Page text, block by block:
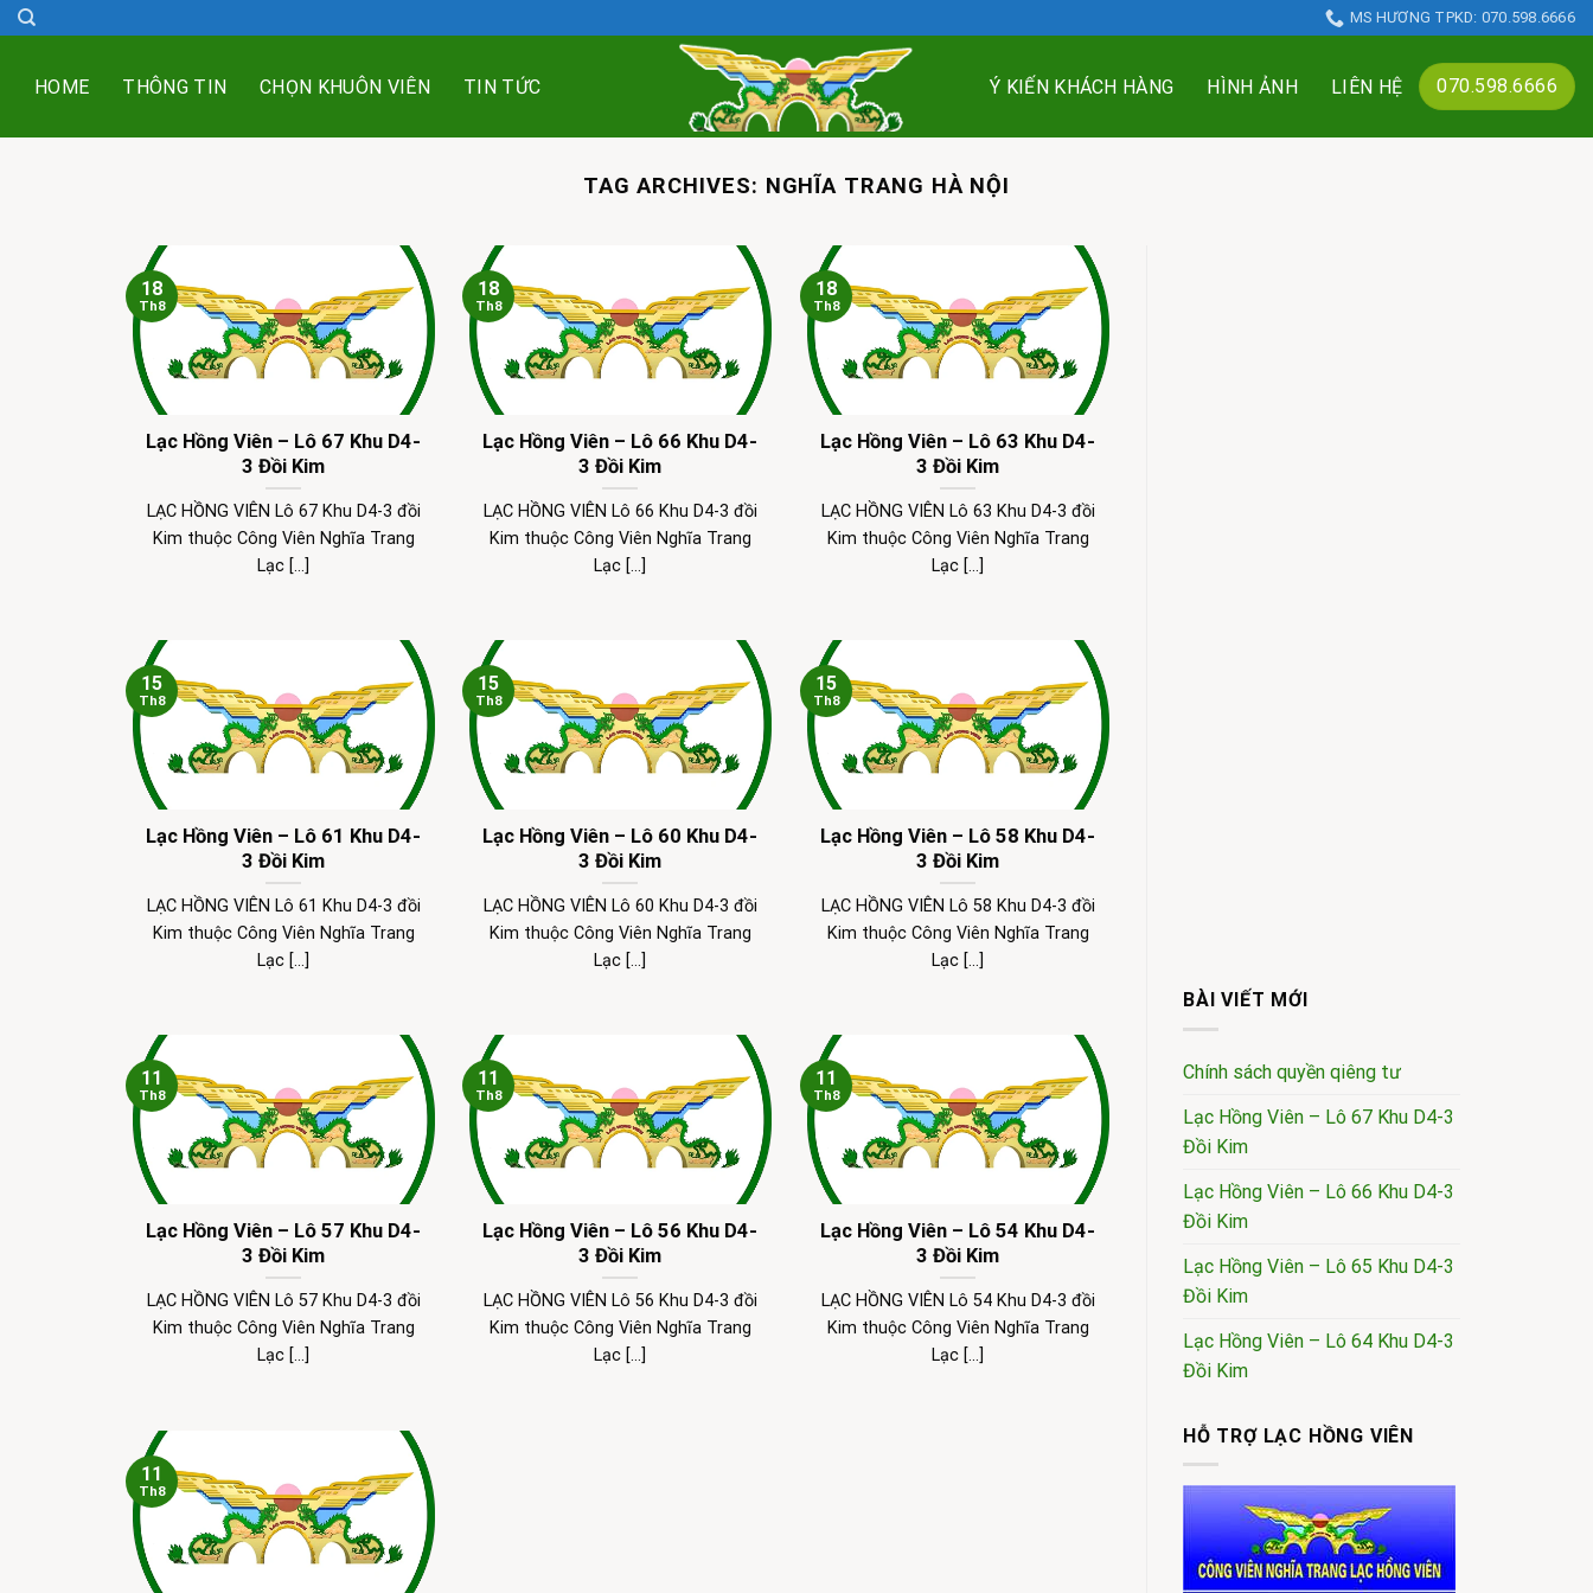
Skip
to
MS HƯƠNG TPKD: 070.598.6666
HOME THÔNG TIN CHỌN KHUÔN VIÊN TIN TỨC Ý KIẾN KHÁCH HÀNG HÌNH ẢNH LIÊN HỆ 070.598.6666
TAG ARCHIVES: NGHĨA TRANG HÀ NỘI
Lạc Hồng Viên – Lô 67 Khu D4-
3 Đồi Kim
LẠC HỒNG VIÊN Lô 67 Khu D4-3 đồi
Kim thuộc Công Viên Nghĩa Trang
Lạc [...]
18
Th8
Lạc Hồng Viên – Lô 66 Khu D4-
3 Đồi Kim
LẠC HỒNG VIÊN Lô 66 Khu D4-3 đồi
Kim thuộc Công Viên Nghĩa Trang
Lạc [...]
18
Th8
Lạc Hồng Viên – Lô 63 Khu D4-
3 Đồi Kim
LẠC HỒNG VIÊN Lô 63 Khu D4-3 đồi
Kim thuộc Công Viên Nghĩa Trang
Lạc [...]
18
Th8
Lạc Hồng Viên – Lô 61 Khu D4-
3 Đồi Kim
LẠC HỒNG VIÊN Lô 61 Khu D4-3 đồi
Kim thuộc Công Viên Nghĩa Trang
Lạc [...]
15
Th8
Lạc Hồng Viên – Lô 60 Khu D4-
3 Đồi Kim
LẠC HỒNG VIÊN Lô 60 Khu D4-3 đồi
Kim thuộc Công Viên Nghĩa Trang
Lạc [...]
15
Th8
Lạc Hồng Viên – Lô 58 Khu D4-
3 Đồi Kim
LẠC HỒNG VIÊN Lô 58 Khu D4-3 đồi
Kim thuộc Công Viên Nghĩa Trang
Lạc [...]
15
Th8
Lạc Hồng Viên – Lô 57 Khu D4-
3 Đồi Kim
LẠC HỒNG VIÊN Lô 57 Khu D4-3 đồi
Kim thuộc Công Viên Nghĩa Trang
Lạc [...]
11
Th8
Lạc Hồng Viên – Lô 56 Khu D4-
3 Đồi Kim
LẠC HỒNG VIÊN Lô 56 Khu D4-3 đồi
Kim thuộc Công Viên Nghĩa Trang
Lạc [...]
11
Th8
Lạc Hồng Viên – Lô 54 Khu D4-
3 Đồi Kim
LẠC HỒNG VIÊN Lô 54 Khu D4-3 đồi
Kim thuộc Công Viên Nghĩa Trang
Lạc [...]
11
Th8
11
Th8
BÀI VIẾT MỚI
Chính sách quyền qiêng tư
Lạc Hồng Viên – Lô 67 Khu D4-3
Đồi Kim
Lạc Hồng Viên – Lô 66 Khu D4-3
Đồi Kim
Lạc Hồng Viên – Lô 65 Khu D4-3
Đồi Kim
Lạc Hồng Viên – Lô 64 Khu D4-3
Đồi Kim
HỖ TRỢ LẠC HỒNG VIÊN